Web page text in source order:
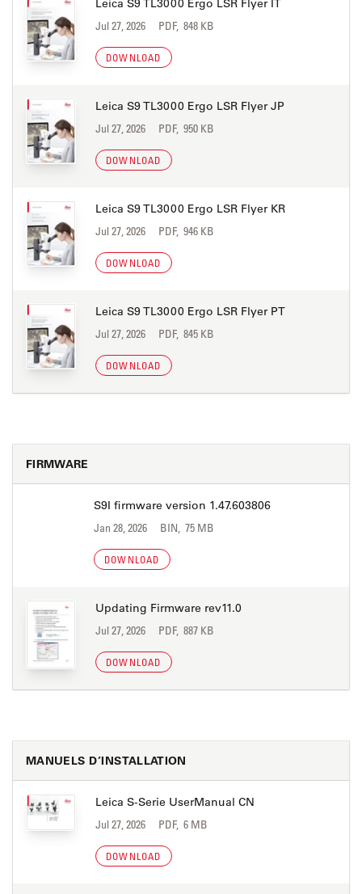
Leica S9 TL3000 Ergo LSR Flyer IT
Jul 27, 2026 PDF, 848 KB
DOWNLOAD
Leica S9 TL3000 Ergo LSR Flyer JP
Jul 27, 2026 PDF, 950 KB
DOWNLOAD
Leica S9 TL3000 Ergo LSR Flyer KR
Jul 27, 2026 PDF, 946 KB
DOWNLOAD
Leica S9 TL3000 Ergo LSR Flyer PT
Jul 27, 2026 PDF, 845 KB
DOWNLOAD
FIRMWARE
S9I firmware version 1.47.603806
Jan 28, 2026 BIN, 75 MB
DOWNLOAD
Updating Firmware rev11.0
Jul 27, 2026 PDF, 887 KB
DOWNLOAD
MANUELS D’INSTALLATION
Leica S-Serie UserManual CN
Jul 27, 2026 PDF, 6 MB
DOWNLOAD